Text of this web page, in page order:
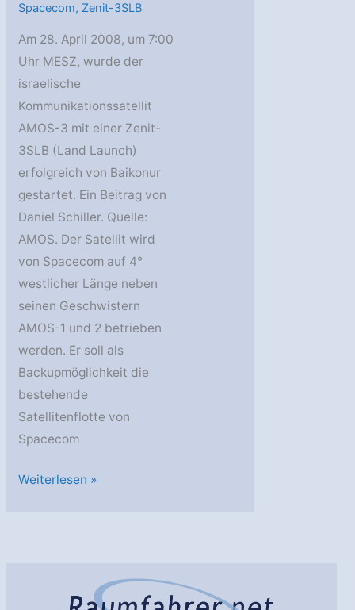
Spacecom, Zenit-3SLB
Am 28. April 2008, um 7:00
Uhr MESZ, wurde der
israelische
Kommunikationssatellit
AMOS-3 mit einer Zenit-
3SLB (Land Launch)
erfolgreich von Baikonur
gestartet. Ein Beitrag von
Daniel Schiller. Quelle:
AMOS. Der Satellit wird
von Spacecom auf 4°
westlicher Länge neben
seinen Geschwistern
AMOS-1 und 2 betrieben
werden. Er soll als
Backupmöglichkeit die
bestehende
Satellitenflotte von
Spacecom
Zenit-
Weiterlesen »